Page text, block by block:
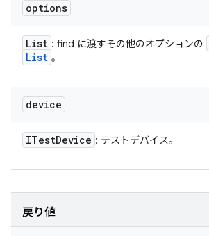
options
List : find に渡すその他のオプションの
List 。
device
ITestDevice : テストデバイス。
戻り値